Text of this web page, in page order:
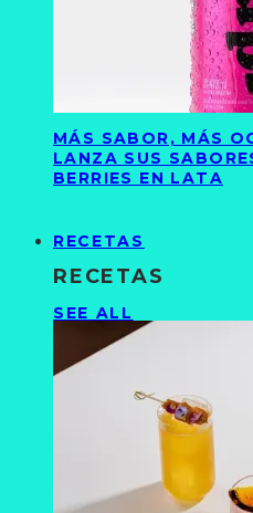
MÁS SABOR, MÁS
LANZA SUS
BERRIES EN LATA
RECETAS
RECETAS
SEE ALL